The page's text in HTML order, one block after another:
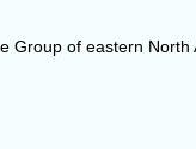
Group of eastern North